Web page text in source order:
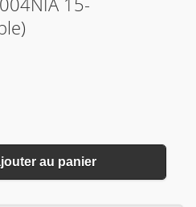
au panier